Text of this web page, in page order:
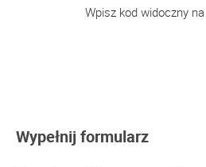
Wpisz kod widoczny
Wypełnij formularz